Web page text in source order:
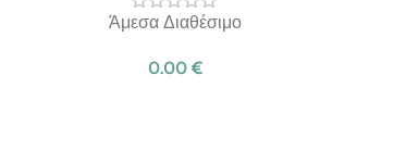
Άμεσα Διαθέσιμο
0.00 €